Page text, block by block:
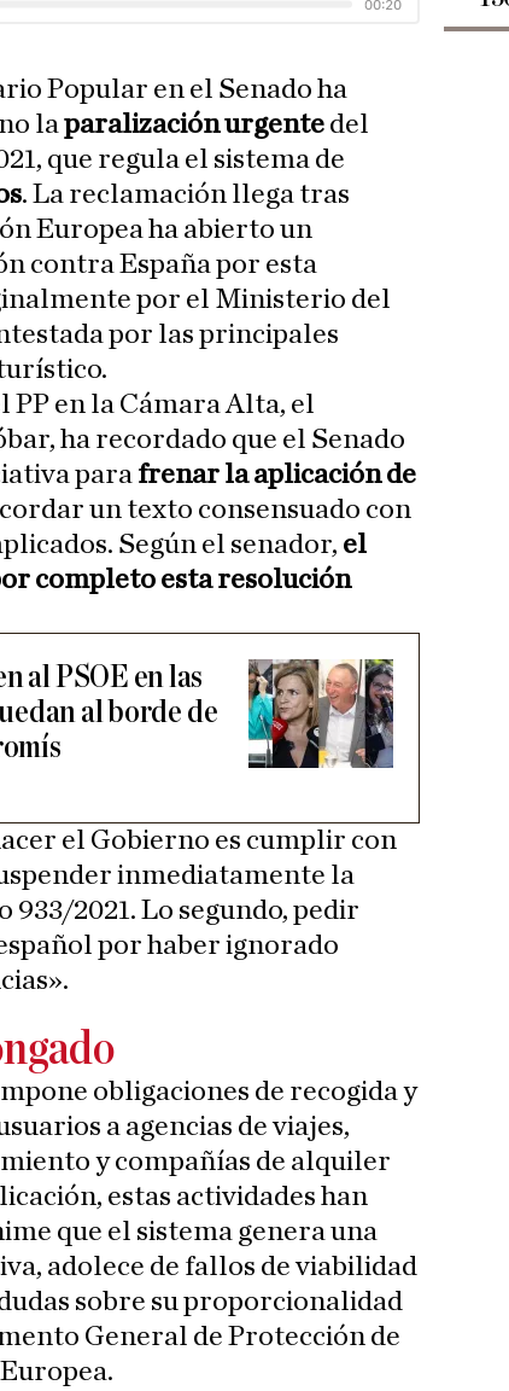
Popular en el Senado ha
laparalización urgente del
que regula el sistema de
. La reclamación llega tras
Europea ha abierto un
contra España por esta
por el Ministerio del
por las principales
en la Cámara Alta, el
ha recordado que el Senado
para frenar la aplicación de
un texto consensuado con
Según el senador, el
completo esta resolución
al PSOE en las
al borde de
el Gobierno es cumplir con
inmediatamente la
2021. Lo segundo, pedir
por haber ignorado
obligaciones de recogida y
a agencias de viajes,
y compañías de alquiler
estas actividades han
que el sistema genera una
adolece de fallos de viabilidad
sobre su proporcionalidad
General de Protección de